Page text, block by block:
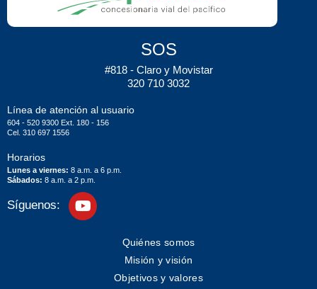
SOS
#818 - Claro y Movistar
320 710 3032
Línea de atención al usuario
604 - 520 9300 Ext. 180 - 156
Cel. 310 697 1556
Horarios
Lunes a viernes: 8 a.m. a 6 p.m.
Sábados: 8 a.m. a 2 p.m.
Síguenos:
Quiénes somos
Misión y visión
Objetivos y valores